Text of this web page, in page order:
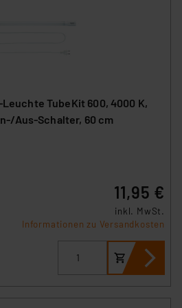
sowie einer eigenen
Datenübermittlung,
übermittelten Daten,
Leuchte TubeKit 600, 4000 K,
Aus-Schalter, 60 cm
11,95 €
inkl. MwSt.
Informationen zu Versandkosten